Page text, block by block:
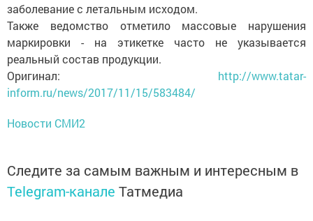
заболевание с летальным исходом.
Также ведомство отметило массовые нарушения
маркировки - на этикетке часто не указывается
реальный состав продукции.
Оригинал: http://www.tatar-
inform.ru/news/2017/11/15/583484/
Новости СМИ2
Следите за самым важным и интересным в
Telegram-канале Татмедиа